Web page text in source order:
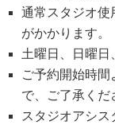
通常スタジオ使
がかかります。
土曜日、日曜日
ご予約開始時
で、ご了承くだ
スタジオアシス